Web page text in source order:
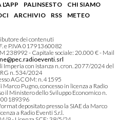
L'APP PALINSESTO
CHI SIAMO
ARCHIVIO RSS METEO
dei contenuti
e P.IVA 01791360082
238992 - Capitale sociale: 20.000 € - Mail
Imperia con istanza n. cron. 2077/2024 del
n. 534/2024
AGCOM: n. 41595
Pugno, concesso in licenza a Radio
il Ministero dello Sviluppo Economico n.
depositato presso la SIAE da Marco
a Radio Eventi S.r.l.